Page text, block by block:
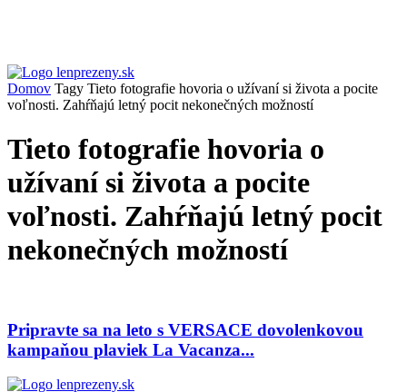
Domov Tagy Tieto fotografie hovoria o užívaní si života a pocite
voľnosti. Zahŕňajú letný pocit nekonečných možností
Tieto fotografie hovoria o
užívaní si života a pocite
voľnosti. Zahŕňajú letný pocit
nekonečných možností
Pripravte sa na leto s VERSACE dovolenkovou
kampaňou plaviek La Vacanza...